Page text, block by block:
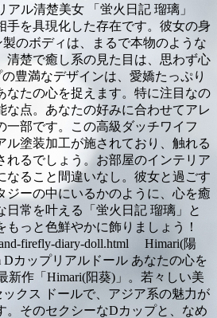
アル清楚美女 「蛍火日記 瑠璃」
手を具現化した存在です。彼女の身
のボディは、まるで本物のような
清楚で癒し系の見た目は、思わず心
豊満なデザインは、愛嬌たっぷり
なたの心を捉えます。特に注目なの
な点。あなたの好みに合わせてアレ
一部です。この高級ダッチワイフ
ル塗装加工が施されており、触れる
れるでしょう。お部屋のインテリア
なること間違いなし。彼女と過ごす
ジーの中にいるかのように、心を癒
日常を叶える「蛍火日記 瑠璃」と
もっと色鮮やかに飾りましょう！
firefly-diary-doll.html Himari(陽
Dカップリアルドール あなたの心を
新作「Himari(阳葵)」。若々しい美
ックス ドールで、アジア系の魅力が
。そのセクシーなDカップと、なめ